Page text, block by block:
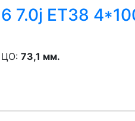
7.0j ET38
73,1 мм.